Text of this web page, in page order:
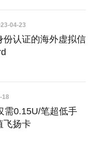
04-23
份认证的海外虚拟信
18
需0.15U/笔超低手
飞扬卡